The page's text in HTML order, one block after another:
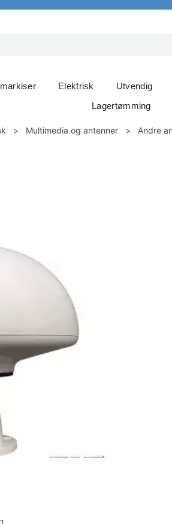
Elektrisk Utvendig
Lagertømming
> Multimedia og antenner > Andre